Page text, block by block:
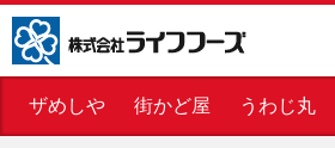
株式会社ライフフーズ
ザめしや 街かど屋 うわじ丸